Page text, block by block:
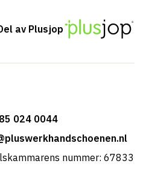
av Plusjop
024 0044
nummer: 67833